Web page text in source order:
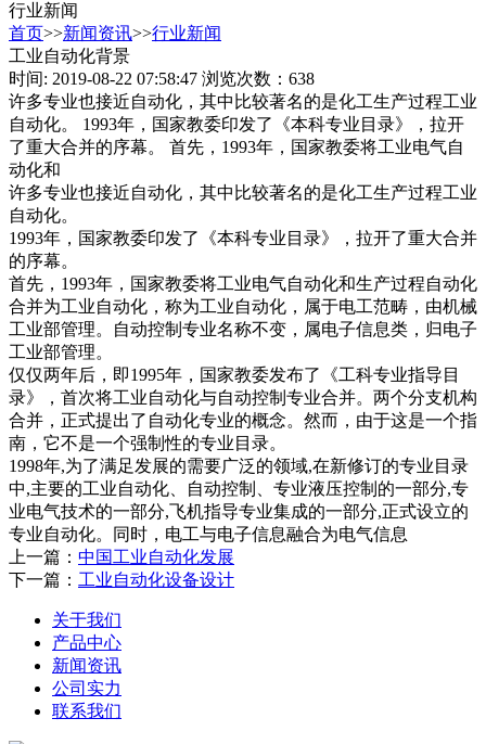
行业新闻
首页>>新闻资讯>>行业新闻
工业自动化背景
时间: 2019-08-22 07:58:47 浏览次数：638
许多专业也接近自动化，其中比较著名的是化工生产过程工业
自动化。 1993年，国家教委印发了《本科专业目录》，拉开
了重大合并的序幕。 首先，1993年，国家教委将工业电气自
动化和
许多专业也接近自动化，其中比较著名的是化工生产过程工业
自动化。
1993年，国家教委印发了《本科专业目录》，拉开了重大合并
的序幕。
首先，1993年，国家教委将工业电气自动化和生产过程自动化
合并为工业自动化，称为工业自动化，属于电工范畴，由机械
工业部管理。自动控制专业名称不变，属电子信息类，归电子
工业部管理。
仅仅两年后，即1995年，国家教委发布了《工科专业指导目
录》，首次将工业自动化与自动控制专业合并。两个分支机构
合并，正式提出了自动化专业的概念。然而，由于这是一个指
南，它不是一个强制性的专业目录。
1998年,为了满足发展的需要广泛的领域,在新修订的专业目录
中,主要的工业自动化、自动控制、专业液压控制的一部分,专
业电气技术的一部分,飞机指导专业集成的一部分,正式设立的
专业自动化。同时，电工与电子信息融合为电气信息
上一篇： 中国工业自动化发展
下一篇： 工业自动化设备设计
关于我们
产品中心
新闻资讯
公司实力
联系我们